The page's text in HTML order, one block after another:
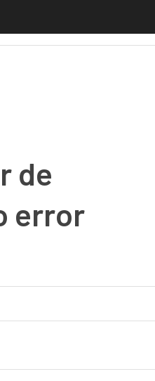
futuro es cero error
de
error